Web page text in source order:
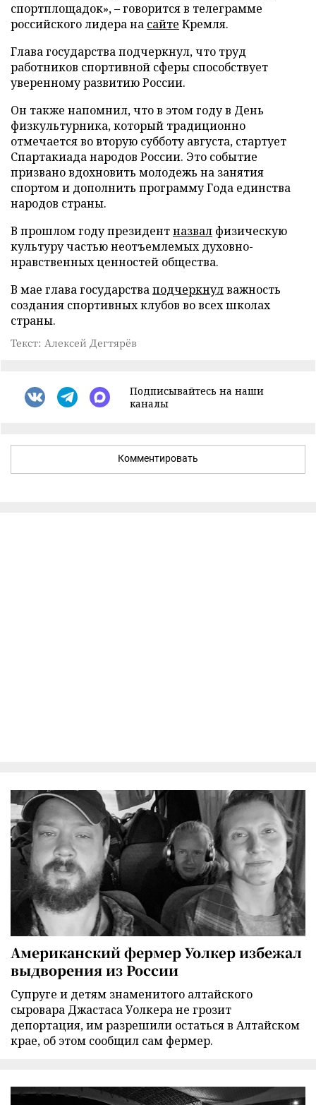
спортплощадок», – говорится в телеграмме
российского лидера на сайте Кремля.
Глава государства подчеркнул, что труд
работников спортивной сферы способствует
уверенному развитию России.
Он также напомнил, что в этом году в День
физкультурника, который традиционно
отмечается во вторую субботу августа, стартует
Спартакиада народов России. Это событие
призвано вдохновить молодежь на занятия
спортом и дополнить программу Года единства
народов страны.
В прошлом году президентназвал физическую
культуру частью неотъемлемых духовно-
нравственных ценностей общества.
В мае глава государстваподчеркнулважность
создания спортивных клубов во всех школах
страны.
Текст: Алексей Дегтярёв
Подписывайтесь на наши
каналы
Комментировать
Американский фермер Уолкер избежал
выдворения из России
Супруге и детям знаменитого алтайского
сыровара Джастаса Уолкера не грозит
депортация, им разрешили остаться в Алтайском
крае, об этом сообщил сам фермер.